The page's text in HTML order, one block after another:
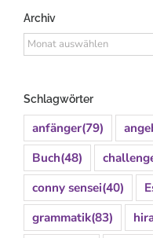
Archiv
Archiv
Schlagwörter
anfänger(79)
Buch(48)
conny sensei(40)
grammatik(83)